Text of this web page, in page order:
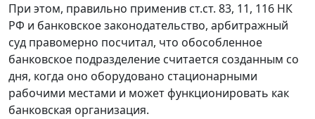
При этом, правильно применив ст.ст. 83, 11, 116 НК
РФ и банковское законодательство, арбитражный
суд правомерно посчитал, что обособленное
банковское подразделение считается созданным со
дня, когда оно оборудовано стационарными
рабочими местами и может функционировать как
банковская организация.